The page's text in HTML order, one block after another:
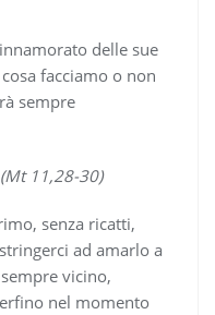
delle sue
facciamo o non
sempre
11,28-30)
senza ricatti,
ad amarlo a
vicino,
nel momento